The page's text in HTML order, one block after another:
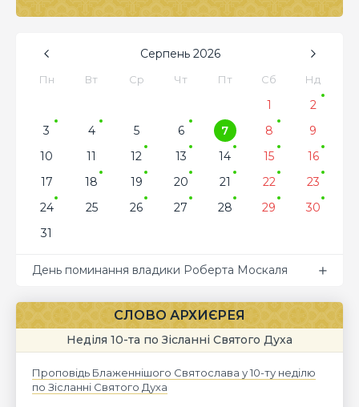
Серпень 2026
Пн Вт Ср Чт Пт Сб Нд
1
2
3
4 5 6 7 8
9
10
11 12 13 14 15
16
17
18 19 20 21 22
23
24
25 26 27 28 29
30
31
День поминання владики Роберта Москаля
СЛОВО АРХИЄРЕЯ
Неділя 10-та по Зісланні Святого Духа
Проповідь Блаженнішого Святослава у 10-ту неділю
по Зісланні Святого Духа